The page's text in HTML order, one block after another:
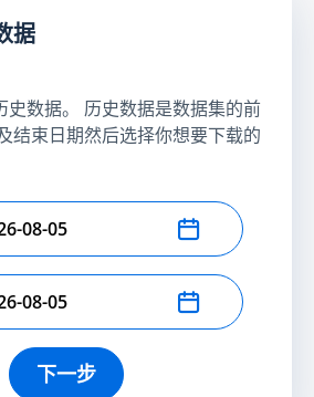
据
史数据。 历史数据是数据集的前
结束日期然后选择你想要下载的
期
期
下一步